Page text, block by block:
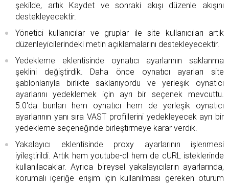
şekilde, artık Kaydet ve sonraki akışı düzenle akışını
destekleyecektir.
Yönetici kullanıcılar ve gruplar ile site kullanıcıları artık
düzenleyicilerindeki metin açıklamalarını destekleyecektir.
Yedekleme eklentisinde oynatıcı ayarlarının saklanma
şeklini değiştirdik. Daha önce oynatıcı ayarları site
şablonlarıyla birlikte saklanıyordu ve yerleşik oynatıcı
ayarlarını yedeklemek için ayrı bir seçenek mevcuttu.
5.0'da bunları hem oynatıcı hem de yerleşik oynatıcı
ayarlarının yanı sıra VAST profillerini yedekleyecek ayrı bir
yedekleme seçeneğinde birleştirmeye karar verdik.
Yakalayıcı eklentisinde proxy ayarlarının işlenmesi
iyileştirildi. Artık hem youtube-dl hem de cURL isteklerinde
kullanılacaklar. Ayrıca bireysel yakalayıcıların ayarlarında,
korumalı içeriğe erişim için kullanılması gereken oturum